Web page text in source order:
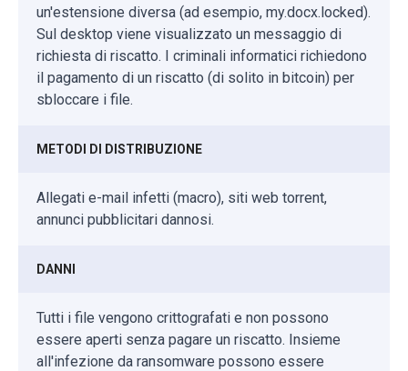
un'estensione diversa (ad esempio, my.docx.locked).
Sul desktop viene visualizzato un messaggio di
richiesta di riscatto. I criminali informatici richiedono
il pagamento di un riscatto (di solito in bitcoin) per
sbloccare i file.
METODI DI DISTRIBUZIONE
Allegati e-mail infetti (macro), siti web torrent,
annunci pubblicitari dannosi.
DANNI
Tutti i file vengono crittografati e non possono
essere aperti senza pagare un riscatto. Insieme
all'infezione da ransomware possono essere